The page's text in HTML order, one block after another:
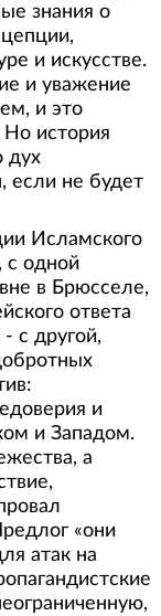
знания о
и искусстве.
и уважение
и это
Но история
дух
если не будет
Исламского
с одной
в Брюсселе,
ответа
с другой,
и
и Западом.
а
«они
атак на